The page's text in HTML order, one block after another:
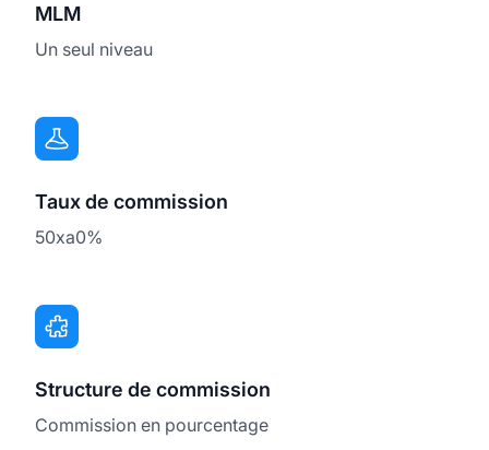
MLM
Un seul niveau
Taux de commission
50xa0%
Structure de commission
Commission en pourcentage